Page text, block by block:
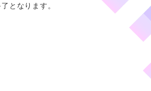
となります。